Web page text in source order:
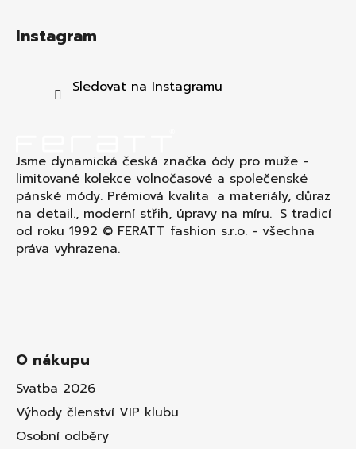
Instagram
Sledovat na Instagramu
Jsme dynamická česká značka ódy pro muže -
limitované kolekce volnočasové a společenské
pánské módy. Prémiová kvalita a materiály, důraz
na detail., moderní střih, úpravy na míru. S tradicí
od roku 1992 © FERATT fashion s.r.o. - všechna
práva vyhrazena.
O nákupu
Svatba 2026
Výhody členství VIP klubu
Osobní odběry